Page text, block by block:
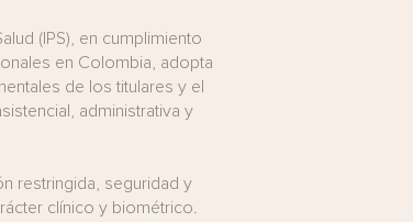
(IPS), en cumplimiento
en Colombia, adopta
de los titulares y el
administrativa y
restringida, seguridad y
clínico y biométrico.